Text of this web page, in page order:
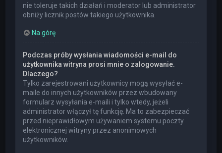
nie toleruje takich działań i moderator lub administrator
obniży licznik postów takiego użytkownika.
Na górę
Podczas próby wysłania wiadomości e-mail do
użytkownika witryna prosi mnie o zalogowanie.
Dlaczego?
Tylko zarejestrowani użytkownicy mogą wysyłać e-
maile do innych użytkowników przez wbudowany
formularz wysyłania e-maili i tylko wtedy, jeżeli
administrator włączył tę funkcję. Ma to zabezpieczać
przed nieprawidłowym używaniem systemu poczty
elektronicznej witryny przez anonimowych
użytkowników.